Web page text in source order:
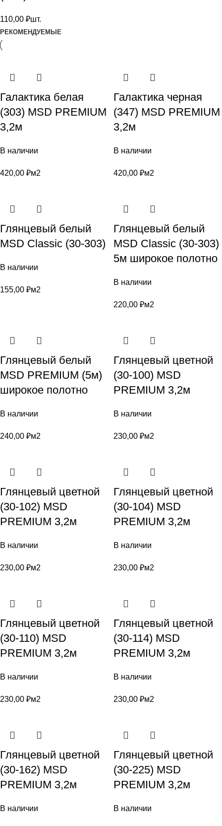
110,00 ₽шт.
РЕКОМЕНДУЕМЫЕ
Галактика белая
(303) MSD PREMIUM
3,2м
В наличии
420,00 ₽м2
Галактика черная
(347) MSD PREMIUM
3,2м
В наличии
420,00 ₽м2
Глянцевый белый
MSD Classic (30-303)
В наличии
155,00 ₽м2
Глянцевый белый
MSD Classic (30-303)
5м широкое полотно
В наличии
220,00 ₽м2
Глянцевый белый
MSD PREMIUM (5м)
широкое полотно
В наличии
240,00 ₽м2
Глянцевый цветной
(30-100) MSD
PREMIUM 3,2м
В наличии
230,00 ₽м2
Глянцевый цветной
(30-102) MSD
PREMIUM 3,2м
В наличии
230,00 ₽м2
Глянцевый цветной
(30-104) MSD
PREMIUM 3,2м
В наличии
230,00 ₽м2
Глянцевый цветной
(30-110) MSD
PREMIUM 3,2м
В наличии
230,00 ₽м2
Глянцевый цветной
(30-114) MSD
PREMIUM 3,2м
В наличии
230,00 ₽м2
Глянцевый цветной
(30-162) MSD
PREMIUM 3,2м
В наличии
Глянцевый цветной
(30-225) MSD
PREMIUM 3,2м
В наличии